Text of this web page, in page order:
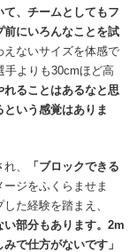
て、チームとしてもフ
前にいろんなことを試
えないサイズを体感で
手よりも30cmほど高
れることはあるなと思
いう感覚はありま
、
「ブロックできる
ージをふくらませま
た経験を踏まえ、
い部分もあります。2m
で仕方がないです」